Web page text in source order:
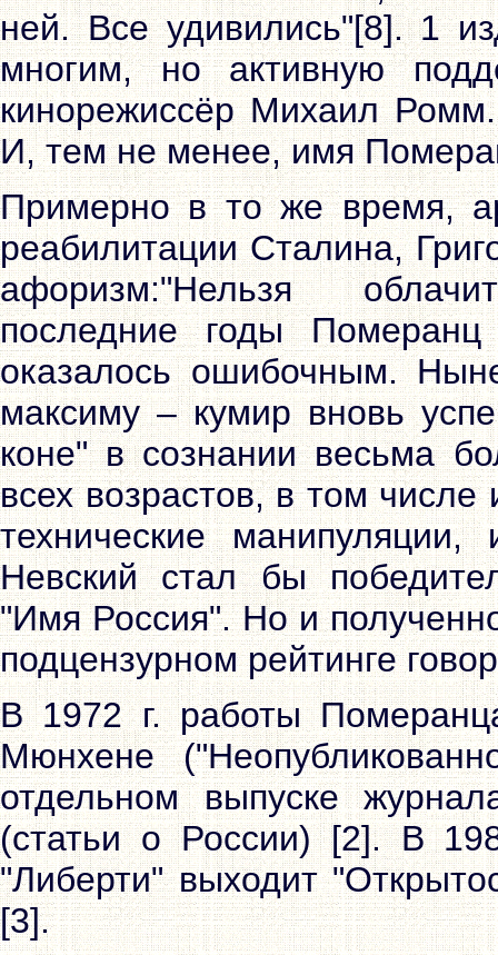
ней. Все удивились"[8]. 1
многим, но активную
кинорежиссёр Михаил
И, тем не менее, имя
Примерно в то же время,
реабилитации Сталина,
афоризм:"Нельзя
последние годы
оказалось ошибочным.
максиму – кумир вновь
коне" в сознании весьма
всех возрастов, в том
технические
Невский стал бы
"Имя Россия". Но и
подцензурном рейтинге
В 1972 г. работы
Мюнхене
отдельном выпуске
(статьи о России) [2]. В
"Либерти" выходит
[3].